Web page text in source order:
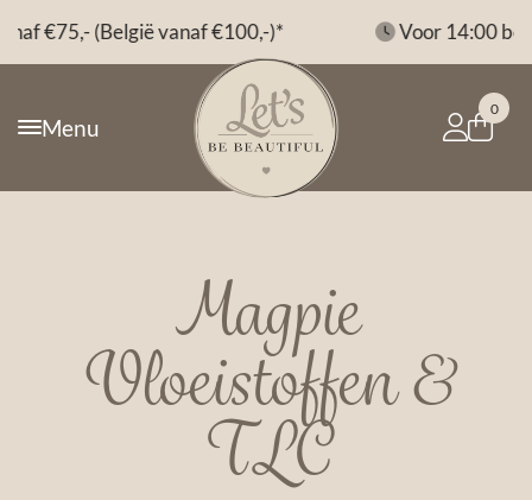
Voor 14:00 besteld, morgen in huis*
Menu
0
Magpie
Vloeistoffen &
TLC